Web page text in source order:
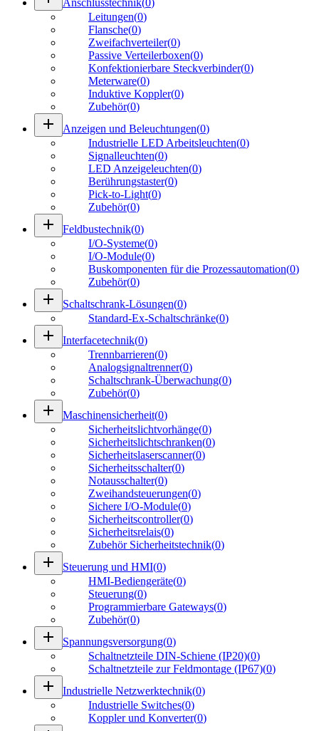
Leitungen(0)
Flansche(0)
Zweifachverteiler(0)
Passive Verteilerboxen(0)
Konfektionierbare Steckverbinder(0)
Meterware(0)
Induktive Koppler(0)
Zubehör(0)
add Anzeigen und Beleuchtungen(0)
Industrielle LED Arbeitsleuchten(0)
Signalleuchten(0)
LED Anzeigeleuchten(0)
Berührungstaster(0)
Pick-to-Light(0)
Zubehör(0)
add Feldbustechnik(0)
I/O-Systeme(0)
I/O-Module(0)
Buskomponenten für die Prozessautomation(0)
Zubehör(0)
add Schaltschrank-Lösungen(0)
Standard-Ex-Schaltschränke(0)
add Interfacetechnik(0)
Trennbarrieren(0)
Analogsignaltrenner(0)
Schaltschrank-Überwachung(0)
Zubehör(0)
add Maschinensicherheit(0)
Sicherheitslichtvorhänge(0)
Sicherheitslichtschranken(0)
Sicherheitslaserscanner(0)
Sicherheitsschalter(0)
Notausschalter(0)
Zweihandsteuerungen(0)
Sichere I/O-Module(0)
Sicherheitscontroller(0)
Sicherheitsrelais(0)
Zubehör Sicherheitstechnik(0)
add Steuerung und HMI(0)
HMI-Bediengeräte(0)
Steuerung(0)
Programmierbare Gateways(0)
Zubehör(0)
add Spannungsversorgung(0)
Schaltnetzteile DIN-Schiene (IP20)(0)
Schaltnetzteile zur Feldmontage (IP67)(0)
add Industrielle Netzwerktechnik(0)
Industrielle Switches(0)
Koppler und Konverter(0)